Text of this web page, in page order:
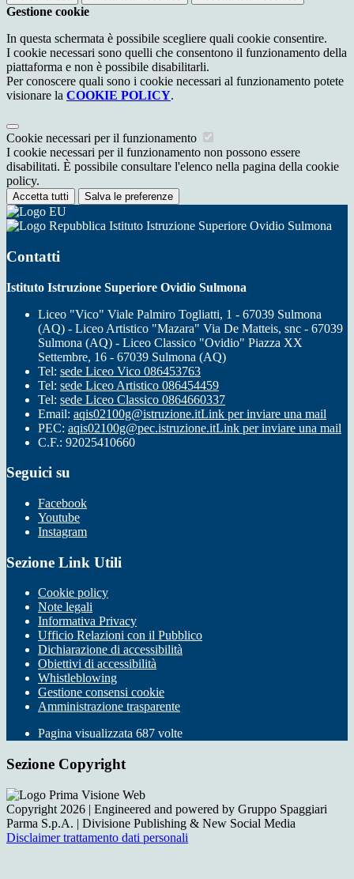
Gestione cookie
In questa schermata è possibile scegliere quali cookie consentire.
I cookie necessari sono quelli che consentono il funzionamento della
piattaforma e non è possibile disabilitarli.
Per conoscere quali sono i cookie necessari al funzionamento potete
visionare la COOKIE POLICY.
Cookie necessari per il funzionamento
I cookie necessari per il funzionamento non possono essere
disabilitati. È possibile consultare l'elenco nella pagina della cookie
policy.
Accetta tutti Salva le preferenze
Istituto Istruzione Superiore Ovidio Sulmona
Contatti
Istituto Istruzione Superiore Ovidio Sulmona
Liceo "Vico" Viale Palmiro Togliatti, 1 - 67039 Sulmona
(AQ) - Liceo Artistico "Mazara" Via De Matteis, snc - 67039
Sulmona (AQ) - Liceo Classico "Ovidio" Piazza XX
Settembre, 16 - 67039 Sulmona (AQ)
Tel: sede Liceo Vico 086453763
Tel: sede Liceo Artistico 086454459
Tel: sede Liceo Classico 0864660337
Email: aqis02100g@istruzione.itLink per inviare una mail
PEC: aqis02100g@pec.istruzione.itLink per inviare una mail
C.F.: 92025410660
Seguici su
Facebook
Youtube
Instagram
Sezione Link Utili
Cookie policy
Note legali
Informativa Privacy
Ufficio Relazioni con il Pubblico
Dichiarazione di accessibilità
Obiettivi di accessibilità
Whistleblowing
Gestione consensi cookie
Amministrazione trasparente
Pagina visualizzata 687 volte
Sezione Copyright
Copyright 2026 | Engineered and powered by Gruppo Spaggiari
Parma S.p.A. | Divisione Publishing & New Social Media
Disclaimer trattamento dati personali